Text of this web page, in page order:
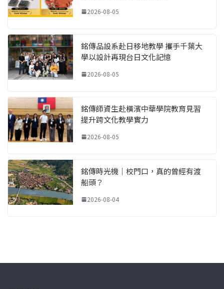
2026-08-05
銘傳品設系赴日移地教學 攜手千葉大
學以設計再現台日文化記憶
2026-08-05
銘傳師資生赴橫濱中華學院教育見習
提升跨文化教學實力
2026-08-05
銘傳時光機｜校門口，真的曾經有渡
船頭？
2026-08-04